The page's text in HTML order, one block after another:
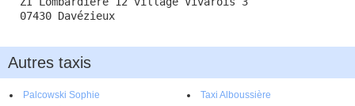
07430 Davézieux
Autres taxis
Palcowski Sophie
Taxi Alboussière